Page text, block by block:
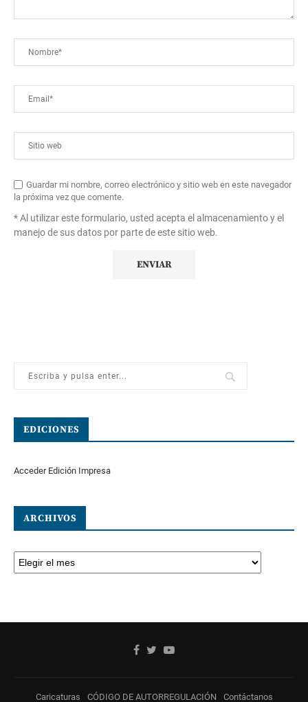
Guardar mi nombre, correo electrónico y sitio web en este navegador
la próxima vez que comente.
* Al utilizar este formulario, usted acepta el almacenamiento y el
manejo de sus datos por parte de este sitio web.
EDICIONES
Acceder Edición Impresa
ARCHIVOS
Caricaturas CÓDIGO DE AUTORREGULACIÓN Contáctanos